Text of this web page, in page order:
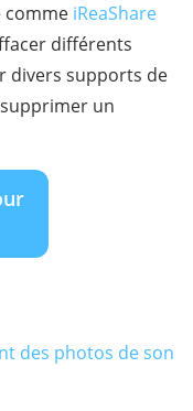
comme iReaShare
différents
divers supports de
supprimer un
des photos de son